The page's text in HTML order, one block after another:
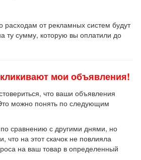
расходам от рекламных систем будут
ту сумму, которую вы оплатили до
мои объявления!
что ваши объявления
можно понять по следующим
по сравнению с другими днями, но
что на этот скачок не повлияла
на ваш товар в определенный